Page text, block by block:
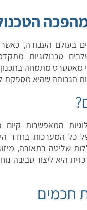
בעולם העבודה,
טכנולוגיות
מאסטרס מתמחה
הגבוהה שהיא מספקת
המאפשרות
של כל המערכות
בתאורה, מיזוג
היא ליצור סביבה
חכמים